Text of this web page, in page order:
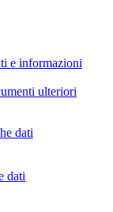
e informazioni
ulteriori
dati
dati